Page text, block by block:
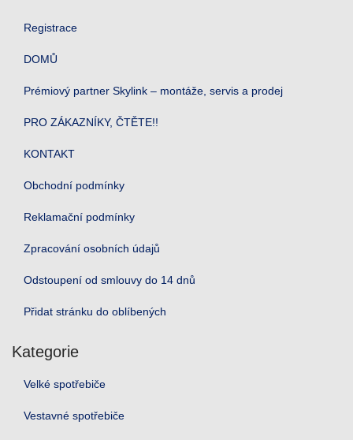
Registrace
DOMŮ
Prémiový partner Skylink – montáže, servis a prodej
PRO ZÁKAZNÍKY, ČTĚTE!!
KONTAKT
Obchodní podmínky
Reklamační podmínky
Zpracování osobních údajů
Odstoupení od smlouvy do 14 dnů
Přidat stránku do oblíbených
Kategorie
Velké spotřebiče
Vestavné spotřebiče